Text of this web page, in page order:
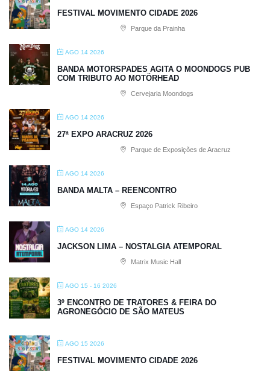
FESTIVAL MOVIMENTO CIDADE 2026
Parque da Prainha
AGO 14 2026
BANDA MOTORSPADES AGITA O MOONDOGS PUB
COM TRIBUTO AO MOTÖRHEAD
Cervejaria Moondogs
AGO 14 2026
27ª EXPO ARACRUZ 2026
Parque de Exposições de Aracruz
AGO 14 2026
BANDA MALTA – REENCONTRO
Espaço Patrick Ribeiro
AGO 14 2026
JACKSON LIMA – NOSTALGIA ATEMPORAL
Matrix Music Hall
AGO 15 - 16 2026
3º ENCONTRO DE TRATORES & FEIRA DO
AGRONEGÓCIO DE SÃO MATEUS
AGO 15 2026
FESTIVAL MOVIMENTO CIDADE 2026